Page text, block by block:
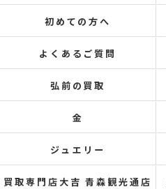
初めての方へ
よくあるご質問
弘前の買取
金
ジュエリー
買取専門店大吉 青森観光通店